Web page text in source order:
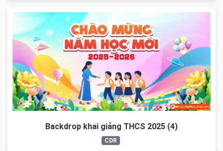
Backdrop khai giảng THCS 2025 (4)
CDR